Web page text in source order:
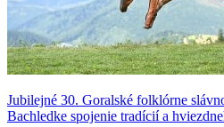
Jubilejné 30. Goralské folklórne
Bachledke spojenie tradícií a